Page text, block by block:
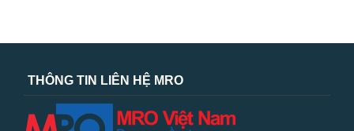
THÔNG TIN LIÊN HỆ MRO